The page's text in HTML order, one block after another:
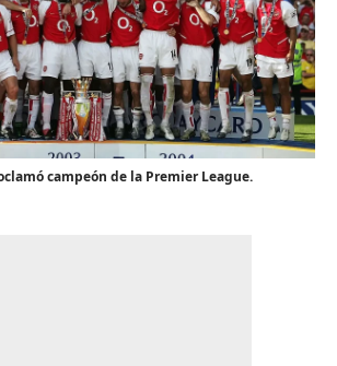
campeón de la Premier League.